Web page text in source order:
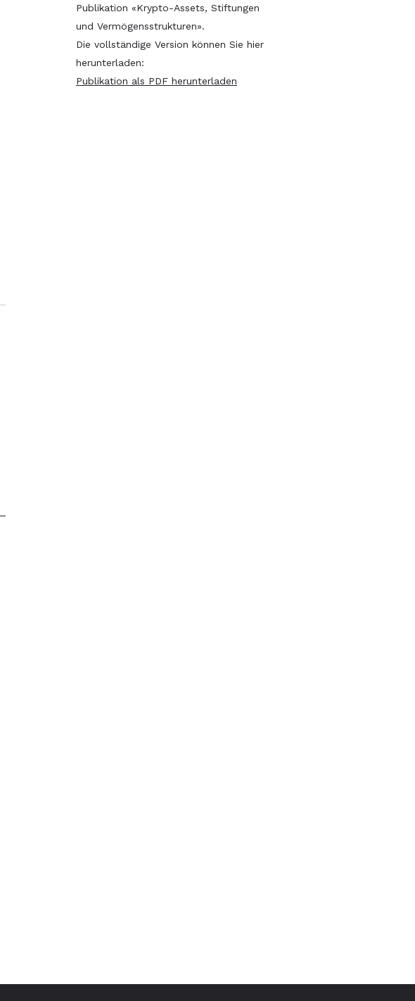
Publikation «Krypto-Assets, Stiftungen
und Vermögensstrukturen».
Die vollständige Version können Sie hier
herunterladen:
Publikation als PDF herunterladen